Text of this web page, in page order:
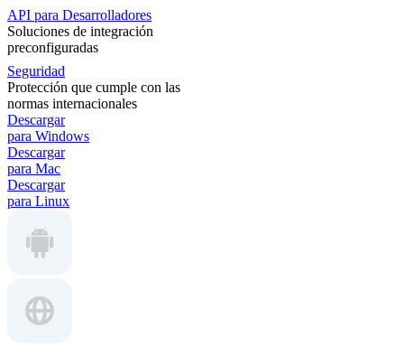
API para Desarrolladores
Soluciones de integración
preconfiguradas
Seguridad
Protección que cumple con las
normas internacionales
Descargar
para Windows
Descargar
para Mac
Descargar
para Linux